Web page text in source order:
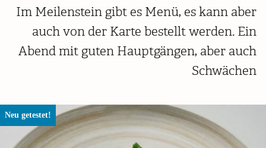
Im Meilenstein gibt es Menü, es kann aber
auch von der Karte bestellt werden. Ein
Abend mit guten Hauptgängen, aber auch
Schwächen
Neu getestet!